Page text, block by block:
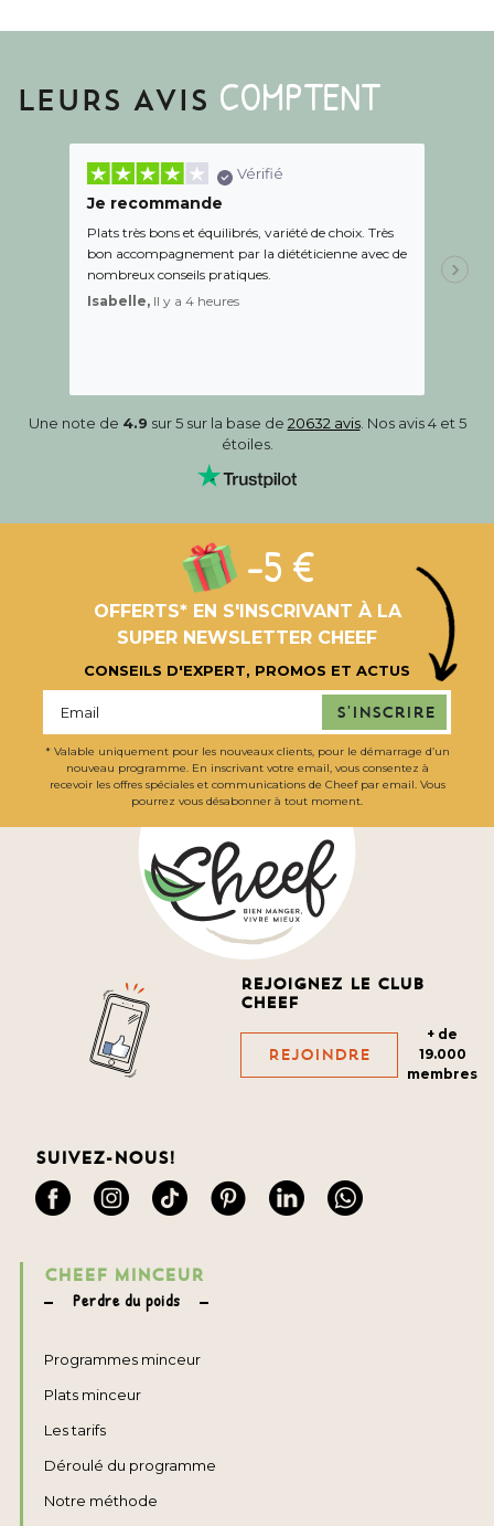
LEURS AVIS COMPTENT
Vérifié
Je recommande
Plats très bons et équilibrés, variété de choix. Très
bon accompagnement par la diététicienne avec de
nombreux conseils pratiques.
Isabelle, Il y a 4 heures
de l
aidé
Une note de 4.9 sur 5 sur la base de 20632 avis. Nos avis 4 et 5
étoiles.
-5 €
OFFERTS* EN S'INSCRIVANT À LA
SUPER NEWSLETTER CHEEF
CONSEILS D'EXPERT, PROMOS ET ACTUS
S'inscrire
* Valable uniquement pour les nouveaux clients, pour le démarrage d’un
nouveau programme. En inscrivant votre email, vous consentez à
recevoir les offres spéciales et communications de Cheef par email. Vous
pourrez vous désabonner à tout moment.
Rejoignez le club
cheef
Rejoindre
+ de
19.000
membres
Suivez-nous!
CHEEF MINCEUR
Perdre du poids
Programmes minceur
Plats minceur
Les tarifs
Déroulé du programme
Notre méthode